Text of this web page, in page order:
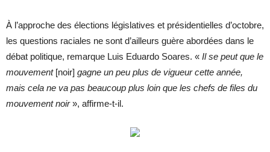
À l’approche des élections législatives et présidentielles d’octobre,
les questions raciales ne sont d’ailleurs guère abordées dans le
débat politique, remarque Luis Eduardo Soares. « Il se peut que le
mouvement[noir] gagne un peu plus de vigueur cette année,
mais cela ne va pas beaucoup plus loin que les chefs de files du
mouvement noir», affirme-t-il.